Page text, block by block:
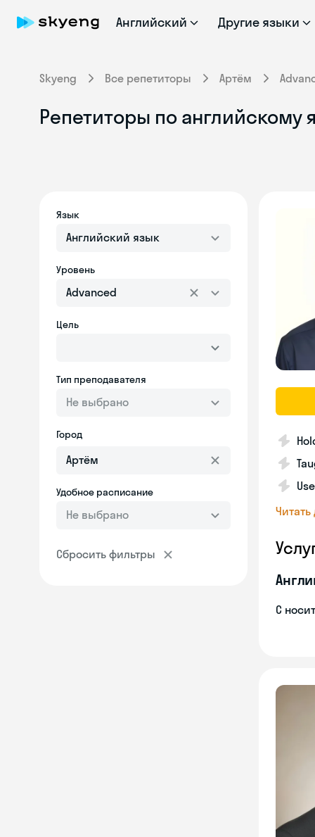
Английский Другие языки
Skyeng Все репетиторы Артём
Репетиторы по английскому
Язык
Английский язык
Уровень
Advanced
Цель
Тип преподавателя
Не выбрано
Город
Удобное расписание
Не выбрано
Сбросить фильтры
С